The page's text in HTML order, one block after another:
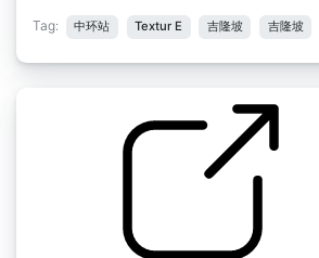
Tag: 中环站 Textur E 吉隆坡 吉隆坡